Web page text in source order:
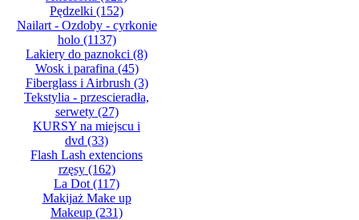
Pędzelki (152)
Nailart - Ozdoby - cyrkonie
holo(1137)
Lakiery do paznokci (8)
Wosk i parafina (45)
Fiberglass i Airbrush (3)
Tekstylia - przescieradła,
serwety(27)
KURSY na miejscu i
dvd (33)
Flash Lash extencions
rzęsy(162)
La Dot (117)
Makijaż Make up
Makeup (231)